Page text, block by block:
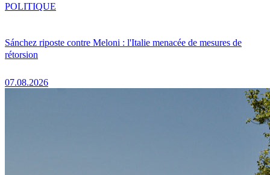
Sánchez riposte contre Meloni : l'Italie menacée de mesures de
rétorsion
07.08.2026
POLITIQUE